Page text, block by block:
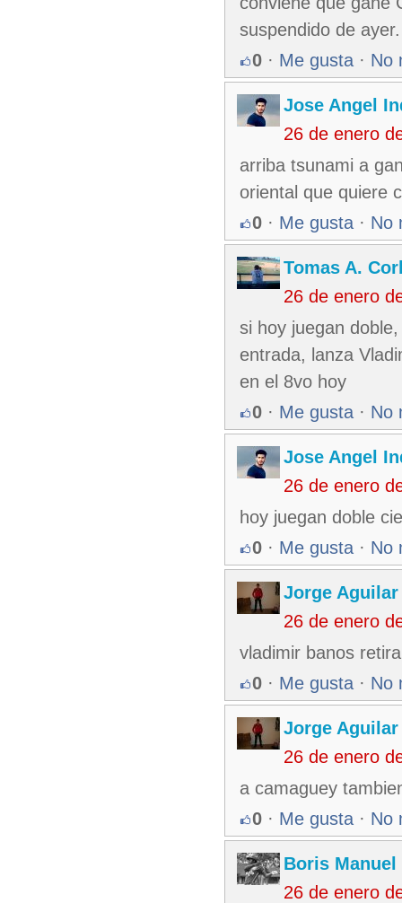
suspendido de ayer.
0 · Me gusta · No
Jose Angel
26 de enero
arriba tsunami a
oriental que quiere
0 · Me gusta · No
Tomas A.
26 de enero
si hoy juegan
entrada, lanza
en el 8vo hoy
0 · Me gusta · No
Jose Angel
26 de enero
hoy juegan doble
0 · Me gusta · No
Jorge Aguilar
26 de enero
vladimir banos
0 · Me gusta · No
Jorge Aguilar
26 de enero
a camaguey
0 · Me gusta · No
Boris Manuel
26 de enero